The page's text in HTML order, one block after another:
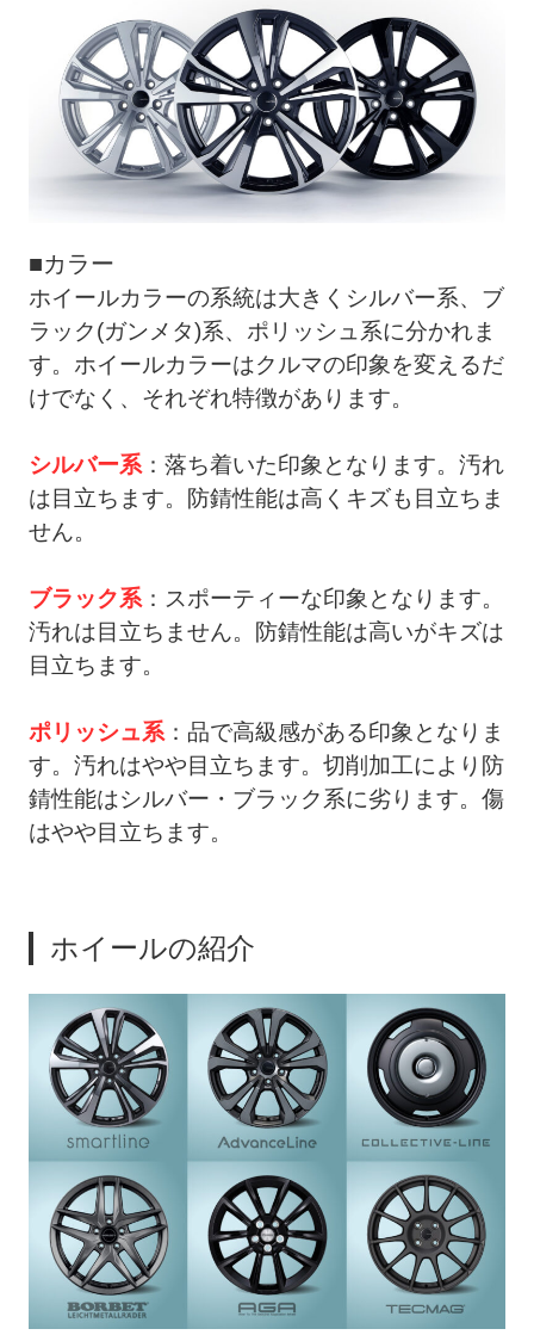
■カラー
ホイールカラーの系統は大きくシルバー系、ブ
ラック(ガンメタ)系、ポリッシュ系に分かれま
す。ホイールカラーはクルマの印象を変えるだ
けでなく、それぞれ特徴があります。
シルバー系：落ち着いた印象となります。汚れ
は目立ちます。防錆性能は高くキズも目立ちま
せん。
ブラック系：スポーティーな印象となります。
汚れは目立ちません。防錆性能は高いがキズは
目立ちます。
ポリッシュ系：品で高級感がある印象となりま
す。汚れはやや目立ちます。切削加工により防
錆性能はシルバー・ブラック系に劣ります。傷
はやや目立ちます。
ホイールの紹介